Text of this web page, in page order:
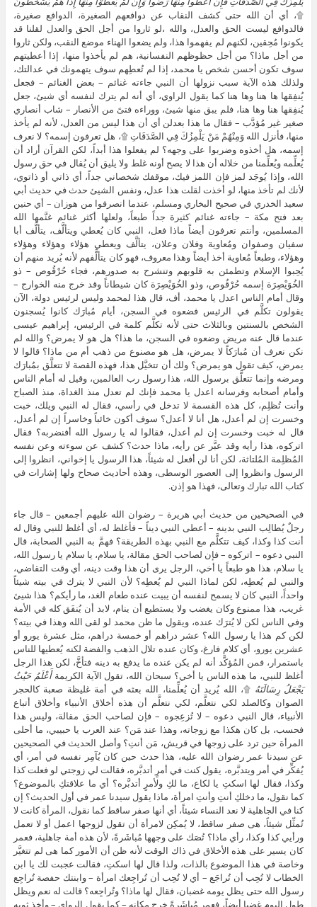
۩، أي أن الله حتى كشف النقاب عن دوافعهم الصغيرة، الدوافع صغيرة،
فالدوافع ليست الحق والعدل، والله ،لو ثاروا من أجل الحق والعدل لقلنا قد
يكونوا مُحِقين، لكنهم لم يفهموا هذا، ولم يضعوا الهناء موضع النقب، ولكن ثاروا
من أجل ماذا؟ من أجل حظوظهم النفسانية، هم لم يأخذوا منها، إذا أعطيتهم
سوف تكون أحسن شخص يا محمد، إذا لم تُعطِهم سوف يتهمونك في عدالتك،
ولذلك هذه الآية سبب نزولها أن النبي جاءته غنائم – بعض الغنائم – فجعل
يُنفِقها ها هنا وها هنا كما يقول الراوي، أي أنه لم يترك لنفسه أي شيئ، جعل
يُنفِقها هنا وها هنا، فلم يبق منها شيئ، ووراءه فتىً من الأنصار – شاب أنصاري
صغير غير مُؤدَّب – فقال ما هذا بعدلن أي أن هذا ليس من العدل، لأنه لم يأخذ
منها، فأنزل الله وَمِنْهُمْ مَنْ يَلْمِزُكَ فِي الصَّدَقَاتِ ۩، هل تعرفون إسمه؟ لا نعرف
إسمه، هل أخذوه وضربوا على وجهه؟ لم يفعلوا هذا أبداً، لكن القرآن أراد أن
يُعلِّمه ويُعلِّمنا من خلاله أن هذا لا يصح أونه غلط ولا يليق أن يُقال في حق رسول
الله، وإذا يُوجَد لمز فإن اللمز فيك، موقفك شخصاني جداً، أي ذاتي أو ذاتوي،
لأنك لم تأخذ منها، لو أخذت لقلت هذا عدل، ونفس الشيئ حدث في حديث أبي
سعيد الخدري في صحيح البخاري ومسلم، عندما انصرفوا من هوزان – أي حنين
بعد فتح مكة – جاءته غنائم كثيرة جداً طبعاً، ولعلها أكثر غنائم غنَّمها الله
المسلمين، وأنتم تعرفون أيضاً ماذا فعل، النبي كان يُعطي ويتألَّف، يتألَّف أبا
سفيان وصفوان ومُعاوية وفلان وعلان، يتألَّف ويعطي هؤلاء وهؤلاء وهؤلاء
وهؤلاء، وطبعاً مُعاوية أخذ أيضاً وهذا معروف، فهو كان يتألَّفهم لأنه يُريد منهم أن
يُحِبوا الإسلام وتطمئن به قلوبهم وتنشرح به صدورهم، فجاء حُرْقُوص – ذو
الخُوَيْصِرَة إسمه حُرْقُوص، وذو الخُوَيْصِرَة كان شيطاناً وقد خرج منه الخوارج –
وقال أمام الناس اعدل يا محمد، أف، قال هذا لمحمد وليس لرئيس دولة، الآن
يقولون تكلَّم في الرئيس فضعوه في السجن، أيام مُبارَك كانوا يُسجنون
الشخص بالسنتين وبالثلاث حتى لأنه تكلَّم كلمة في الرئيس، إبراهيم عيسى
عندما قال عنه مريض وضعوه في السجن، ما هذا؟ هل هو لا يمرض؟ والله لم
نكن نعرف أن مُبارَكاً لا يمرض، هل هو مصنوع من ذهب أم من ماذا؟ قالوا لا
يمرض، كيف تقول هو يمرض؟ ولك أن تتخيَّل هذا، فهذه القصة لا تتعلَّق بمُبارَك
ومرضه وإنما تتعلَّق برسول الله، هذا رسول رب العالمين، وقيل له أمام الناس
وأمام أصحابه وفرسانه اعدل يا محمد فإنك لم تعدل منذ الغداة، منذ الصباح
وأنت تُظلِم، كل هذه القسمة لا تدخل في رأسي، فقال له النبي ويلك، خبت
وخسرت إن لم أعدل، هل أنا لا أعدل؟ سوف أكون خائباً وخاسراً إن لم أعدل،
قال له خبت وخسرت إن لم أعدل، فقالوا له يا رسول الله أفنضربه؟ فقال
اتركوه، هذا رأيه وقد عبَّر عن رأيه، ماذا حدث؟ كشف عن سوءته وعن نفسه
المُظلِمة المُلتاثة، لكن أنا لن أفعل له شيئاً، هذا الرسول يا إخواني، انظروا إلى
الرسول وانظروا إلى العصور الوسطى، وهذه أحاديث صحاح ولها إشارات في
كتاب الله تبارك وتعالى، فهذا هو إذن.
في الصحيحين من حديث أبي هريرة – رضوان الله عليهم أجمعين – قال جاء
رجلٌ يُطالِب النبي بدينه – أعطى النبي ديناً – فأغلظ له، أي أغلظ للنبي وقال له
أنت كذا وكذا، كيف تتكلَّم مع النبي بهذه الطريقة؟ فهمَّ به النبي الصحابة، قال
النبي دعوه – اتركوه – فإن لصاحب الحق مقالة، يا سلام، يا سلام يا رسول الله،
يا سلام، هذا هو طبعاً يا أخي، الرجل يرى أن هذا وقت دينه، أي وقت التقاضي،
والنبي لم يُعطِه، لكن لماذا النبي لم يُعطِه؟ لأن النبي لا يترك في بيته شيئاً
واحداً، النبي كان لا يسمح لنفسه أن يبيت عنده طعام الغد، ما رأيكم؟ هذا شيئ
غريب، هذا ممنوع وكان يغضب ولا يستطيع أن ينام، لابد أن يُنفَق كله في الأمة
وفي الناس لكن لا يُترَك عنده، ويقول ما ظن محمد لو لقى الله وهذا في بيته؟
لكن كم هذا يا رسول الله؟ عشر دراهم أو خمسة دراهم، مثل عشرة يورو أو
عشرين يورو، أي كلام فارغ، وكان عنده تلال الذهب والفضة لكنه يُعطيها للناس
باستمرار، فمن المُؤكَّد أنه لم يكن عنده ما يدفع به دينه فتأخَّ، لكن هذا الرجل
أغلظ للنبي، ما هذه الناس يا أخي؟ سبحان الله، تقول الآية الكريمةأَعْلَمُ حَيْثُ
يَجْعَلُ رِسَالَتَهُ ۩، الله يُريد أن يُعلِّمنا، الله بعثه في أمة غليظة صعبة كالحجر
الصوان وكالصلد لكي نتعلَّم، لكي نتعلَّم أن هذه أخلاق الأنبياء وأخلاق أتباع
الأنبياء، قال النبي دعوه – لا تُزعِجوه – فإن لصاحب الحق مقالة، وليس هذا
فحسب، بل كان هكذا مع زوجاته، وهذا عند مَن؟ عند العرب يا حبيبي، ما أحلى
المرأة حين ترد على زوجها في قريش، مَن أنتِ؟ وأصل الحديث في الصحيحين
عن سيدنا عمر رضوان الله عليه، هذا حدث حين كان يُآمِر نفسه في أمر، أي
يُفكِّر في أمر ويتدبَّره، يقول كنت في أمرٍ أتدبَّره، فقالت لي زوجتي لو فعلت كذا
وكذا، فقال لها اسكتِ يا لكاع، ما لكِ ولأمرٍ أتدبَّره؟ أي ما علاقتكِ بالموضوع؟
كما نقول، ما دخلكِ أنتِ وأنتِ امرأة، ماذا يقول سيدنا عمر في أول الحديث؟ إن
كنا في الجاهلية لا نعد النساء شيئاً، أي أنها صفر ساقط كما نقول، المرأة كانت لا
تُمثِّل شيئاً، هى صفر ساقط، لا يُمكِن لامرأة أن تقول لزوجها اعمل أو لا تعمل
ورأيي كذا وكذا، رأي ماذا؟ تُصَك على وجهها مُباشَرةً، لأن هذه أمة جاهلية، فعمر
كان يسير على هذه الأخلاق في ذاك الوقت لأنه ظن أن الأمور كما هى لم تتغيَّر
وخاصة في هذا الموضوع بالذات، ولذا قال لها اسكتِ، فقالت عجبت لك يا ابن
الخطاب لا تُحِب أن تُراجَع – أي لا تُحِب أن تُراجِعك امرأة – وابنتك حفصة تُراجِع
رسول الله حتى يظل يومه غضبان، فقال لها ماذا؟ وتُراجِعه؟ قالت له نعم ويظل
طول اليوم غضبا أيضاً، فعمر مُباشَرةً خرج مكانه – كما يقول الرواي – وأخذ ثوبه